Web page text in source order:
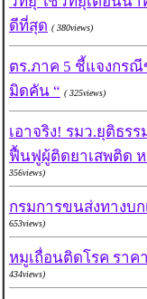
ดีที่สุด ( 380views)
ตร.ภาค 5 ชี้แจงกร
มิดคัน “ ( 325views)
เอาจริง! รมว.ยุติธร
ฟื้นฟูผู้ติดยาเสพติด
356views)
กรมการขนส่งทางบ
653views)
หมูเถื่อนติดโรค ราค
434views)